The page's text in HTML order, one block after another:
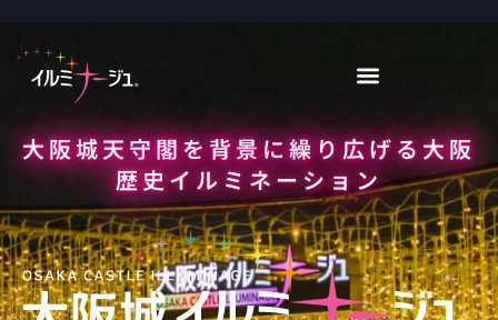
大阪城天守閣を背景に繰り広げる大阪
歴史イルミネーション